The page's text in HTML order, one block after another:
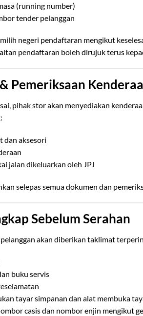
(running number)
tender pelanggan
negeri pendaftaran mengikut
pendaftaran boleh dirujuk terus
Pemeriksaan
pihak stor akan menyediakan
dan aksesori
jalan dikeluarkan oleh JPJ
selepas semua dokumen dan
Sebelum Serahan
akan diberikan taklimat
buku servis
tayar simpanan dan alat membuka
casis dan nombor enjin mengikut